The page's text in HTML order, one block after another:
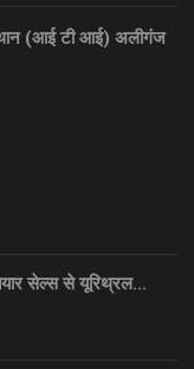
(आई टी आई) अलीगंज
सेल्स से यूरिथ्रल…